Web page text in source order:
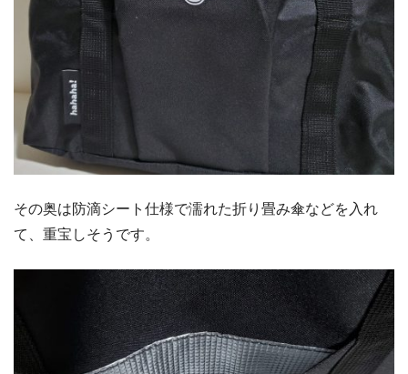
その奥は防滴シート仕様で濡れた折り畳み傘などを入れ
て、重宝しそうです。